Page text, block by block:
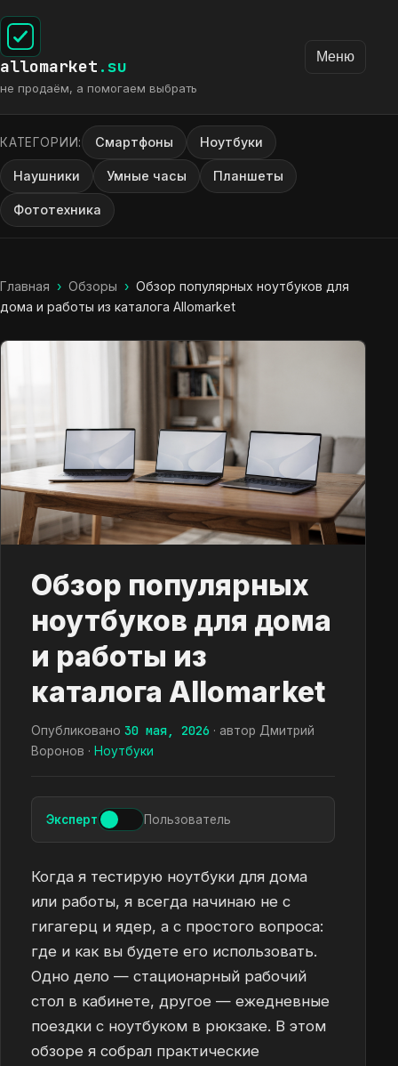
allomarket .su
не продаём, а помогаем выбрать
Меню
КАТЕГОРИИ: Смартфоны Ноутбуки
Наушники Умные часы Планшеты
Фототехника
Главная › Обзоры › Обзор популярных ноутбуков для
дома и работы из каталога Allomarket
Обзор популярных
ноутбуков для дома
и работы из
каталога Allomarket
Опубликовано 30 мая, 2026 · автор Дмитрий
Воронов · Ноутбуки
Эксперт Пользователь
Когда я тестирую ноутбуки для дома
или работы, я всегда начинаю не с
гигагерц и ядер, а с простого вопроса:
где и как вы будете его использовать.
Одно дело — стационарный рабочий
стол в кабинете, другое — ежедневные
поездки с ноутбуком в рюкзаке. В этом
обзоре я собрал практические